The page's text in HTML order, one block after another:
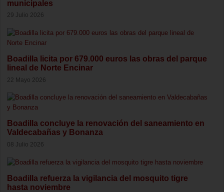
municipales
29 Julio 2026
Boadilla licita por 679.000 euros las obras del parque
lineal de Norte Encinar
22 Mayo 2026
Boadilla concluye la renovación del saneamiento en
Valdecabañas y Bonanza
08 Julio 2026
Boadilla refuerza la vigilancia del mosquito tigre
hasta noviembre